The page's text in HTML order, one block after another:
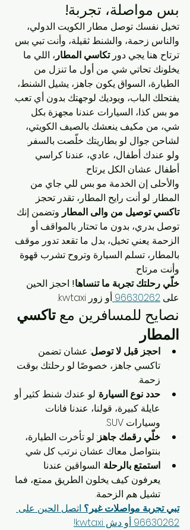
بس مواصلة، تجربة!
تخيل نفسك توصل مطار الكويت الدولي،
والناس زحمة، والشنط ثقيلة، وأنت تبي بس
ترتاح. هنا يجي دور تكاسي المطار، اللي ما
يخلونك تحاتي شي. من أول ما تنزل من
الطيارة، السواق يكون جاهز، يشيل الشنط،
يفتحلك الباب، ويوديك لوجهتك بدون أي تعب.
مو بس كذا، السيارات عندنا مجهزة بكل
شي، من مكيف ينعشك بالصيف الكويتي،
لشاحن جوال لو بطاريتك خلّصت بالسفر.
ولو عندك أطفال، عادي، عندنا كراسي
أطفال عشان الكل يرتاح.
والأحلى إن الخدمة مو بس للي جاي من
المطار. لو أنت رايح المطار، تقدر تحجز
تاكسي توصيل من والى المطار وتضمن إنك
توصل بدري، بدون ما تحتار بالمواقف أو
الزحمة. يعني تخيل، بدل ما تقعد تدور موقف
بالمطار، تسلم السيارة وتروح تشرب قهوة
وأنت مرتاح.
خلّي رحلتك تجربة ما تنساها! احجز الحين
على 96630262 أو زور kwtaxi.
نصايح للمسافرين مع تاكسي
المطار
احجز قبل لا توصل: عشان تضمن
تاكسي جاهز، خصوصًا لو رحلتك بوقت
زحمة.
حدد نوع السيارة: لو عندك شنط كثير أو
عايلة كبيرة، قولنا، عندنا فانات
وسيارات SUV.
خلّي رقمك جاهز: لو تأخرت الطيارة،
بنتواصل معاك عشان نرتب كل شي.
استمتع بالرحلة: السواقين عندنا
يعرفون كيف يخلون الطريق ممتع، فما
تشيل هم الزحمة.
تبي تجربة مواصلات غير؟ اتصل الحين على
96630262 أو دش kwtaxi!